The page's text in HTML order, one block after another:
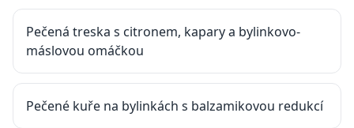
Pečená treska s citronem, kapary a bylinkovo-
máslovou omáčkou
Pečené kuře na bylinkách s balzamikovou redukcí